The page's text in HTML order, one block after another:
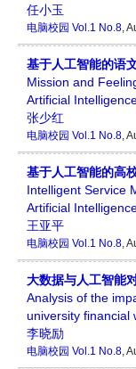
任小玉
电脑校园 Vol.1 No.8,
基于人工智能的语
Mission and
Artificial
张少红
电脑校园 Vol.1 No.8,
基于人工智能的高
Intelligent Service
Artificial
王亚平
电脑校园 Vol.1 No.8,
大数据与人工智能
Analysis of the
university financial
李晓励
电脑校园 Vol.1 No.8,